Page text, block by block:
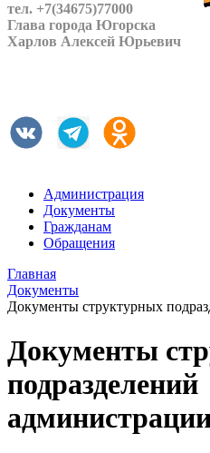
тел. +7(34675)77000
Глава города Югорска
Харлов Алексей Юрьевич
Администрация
Документы
Гражданам
Обращения
Главная
Документы
Документы структурных
Документы
подразделений